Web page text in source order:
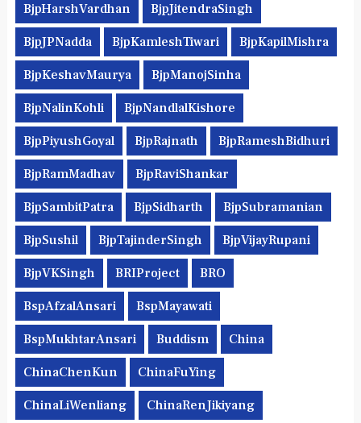
BjpHarshVardhan BjpJitendraSingh
BjpJPNadda BjpKamleshTiwari BjpKapilMishra
BjpKeshavMaurya BjpManojSinha
BjpNalinKohli BjpNandlalKishore
BjpPiyushGoyal BjpRajnath BjpRameshBidhuri
BjpRamMadhav BjpRaviShankar
BjpSambitPatra BjpSidharth BjpSubramanian
BjpSushil BjpTajinderSingh BjpVijayRupani
BjpVKSingh BRIProject BRO
BspAfzalAnsari BspMayawati
BspMukhtarAnsari Buddism China
ChinaChenKun ChinaFuYing
ChinaLiWenliang ChinaRenJikiyang